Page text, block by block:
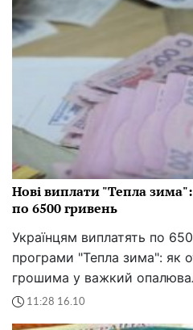
Нові виплати "Тепла
по 6500 гривень
Українцям виплатять по
програми "Тепла зима": як
грошима у важкий
11:28 16.10